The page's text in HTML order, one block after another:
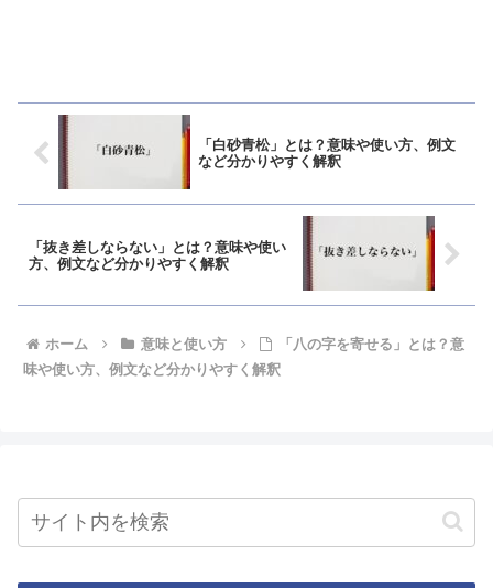
「白砂青松」とは？意味や使い方、例文
など分かりやすく解釈
「抜き差しならない」とは？意味や使い
方、例文など分かりやすく解釈
ホーム 意味と使い方
「八の字を寄せる」とは？意
味や使い方、例文など分かりやすく解釈